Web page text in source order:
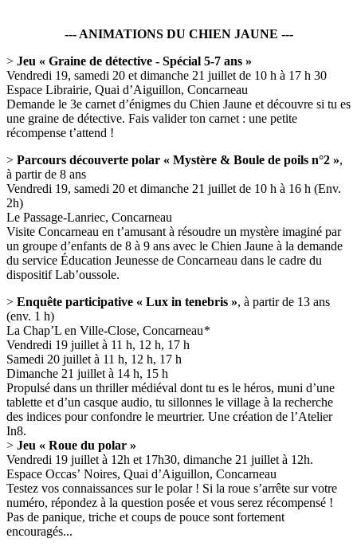
--- ANIMATIONS DU CHIEN JAUNE ---
> Jeu « Graine de détective - Spécial 5-7 ans »
Vendredi 19, samedi 20 et dimanche 21 juillet de 10 h à 17 h 30
Espace Librairie, Quai d’Aiguillon, Concarneau
Demande le 3e carnet d’énigmes du Chien Jaune et découvre si tu es
une graine de détective. Fais valider ton carnet : une petite
récompense t’attend !
> Parcours découverte polar « Mystère & Boule de poils n°2 »,
à partir de 8 ans
Vendredi 19, samedi 20 et dimanche 21 juillet de 10 h à 16 h (Env.
2h)
Le Passage-Lanriec, Concarneau
Visite Concarneau en t’amusant à résoudre un mystère imaginé par
un groupe d’enfants de 8 à 9 ans avec le Chien Jaune à la demande
du service Éducation Jeunesse de Concarneau dans le cadre du
dispositif Lab’oussole.
> Enquête participative « Lux in tenebris », à partir de 13 ans
(env. 1 h)
La Chap’L en Ville-Close, Concarneau *
Vendredi 19 juillet à 11 h, 12 h, 17 h
Samedi 20 juillet à 11 h, 12 h, 17 h
Dimanche 21 juillet à 14 h, 15 h
Propulsé dans un thriller médiéval dont tu es le héros, muni d’une
tablette et d’un casque audio, tu sillonnes le village à la recherche
des indices pour confondre le meurtrier. Une création de l’Atelier
In8.
> Jeu « Roue du polar »
Vendredi 19 juillet à 12h et 17h30, dimanche 21 juillet à 12h.
Espace Occas’ Noires, Quai d’Aiguillon, Concarneau
Testez vos connaissances sur le polar ! Si la roue s’arrête sur votre
numéro, répondez à la question posée et vous serez récompensé !
Pas de panique, triche et coups de pouce sont fortement
encouragés...